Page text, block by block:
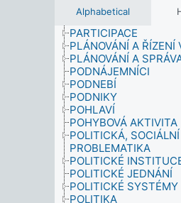
Alphabetical
OSOBNOST
OZBROJENÉ SÍLY
PARTICIPACE
PLÁNOVÁNÍ A ŘÍZENÍ
PLÁNOVÁNÍ A
PODNÁJEMNÍCI
PODNEBÍ
PODNIKY
POHLAVÍ
POHYBOVÁ AKTIVITA
POLITICKÁ,
PROBLEMATIKA
POLITICKÉ
POLITICKÉ JEDNÁNÍ
POLITICKÉ SYSTÉMY
POLITIKA